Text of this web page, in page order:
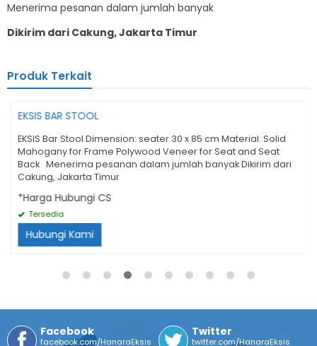
Menerima pesanan dalam jumlah banyak
Dikirim dari Cakung, Jakarta Timur
Produk Terkait
EKSIS BAR STOOL
EKSIS Bar Stool Dimension: seater 30 x 85 cm Material: Solid
Mahogany for Frame Polywood Veneer for Seat and Seat
Back Menerima pesanan dalam jumlah banyak Dikirim dari
Cakung, Jakarta Timur
*Harga Hubungi CS
Tersedia
Hubungi Kami
Facebook
facebook.com/HanaraEksis
Twitter
twitter.com/HanaraEksis